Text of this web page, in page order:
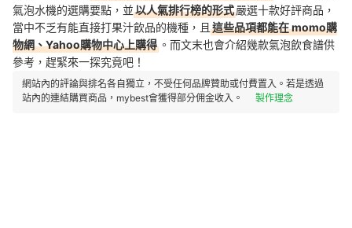
氣泡水機的選購要點，並以人氣排行榜的形式嚴選十款好評商品，
當中不乏有能直接打果汁飲品的機種，且 這些品項都能在 momo購
物網、Yahoo購物中心上購得 。而文末也會介紹幾款氣泡飲食譜供
參考，趕緊來一探究竟吧！
網站內的評論與排名各自獨立，不受任何品牌贊助或付費置入。若是透過
站內的連結購買商品，mybest會獲得部分佣金收入。
製作理念